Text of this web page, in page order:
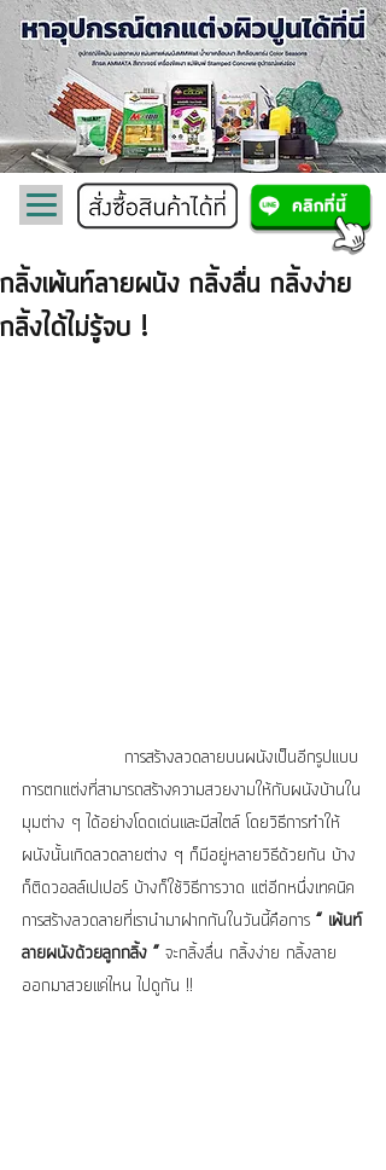
กลิ้งเพ้นท์ลายผนัง กลิ้งลื่น กลิ้งง่าย
กลิ้งได้ไม่รู้จบ !
การตกแต่งที่สามารถสร้างความสวยงามให้กับผนังบ้านใน
มุมต่าง ๆ ได้อย่างโดดเด่นและมีสไตล์ โดยวิธีการทำให้
ผนังนั้นเกิดลวดลายต่าง ๆ ก็มีอยู่หลายวิธีด้วยกัน บ้าง
ก็ติดวอลล์เปเปอร์ บ้างก็ใช้วิธีการวาด แต่อีกหนึ่งเทคนิค
การสร้างลวดลายที่เรานำมาฝากกันในวันนี้คือการ “ เพ้นท์
ลายผนังด้วยลูกกลิ้ง ” จะกลิ้งลื่น กลิ้งง่าย กลิ้งลาย
ออกมาสวยแค่ไหน ไปดูกัน !!